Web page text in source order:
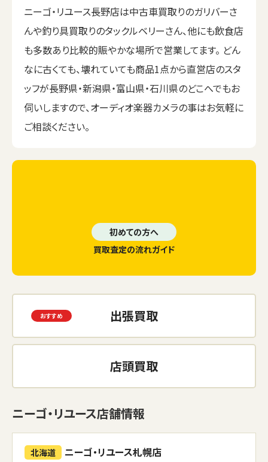
ニーゴ・リユース長野店は中古車買取りのガリバーさ
んや釣り具買取りのタックルベリーさん、他にも飲食店
も多数あり比較的賑やかな場所で営業してます。 どん
なに古くても、壊れていても商品1点から直営店のスタ
ッフが長野県・新潟県・富山県・石川県のどこへでもお
伺いしますので、オーディオ楽器カメラの事はお気軽に
ご相談ください。
初めての方へ
買取査定の流れガイド
出張買取
店頭買取
ニーゴ・リユース店舗情報
北海道 ニーゴ・リユース札幌店